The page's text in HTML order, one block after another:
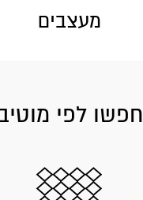
מעצבים
חפשו לפי